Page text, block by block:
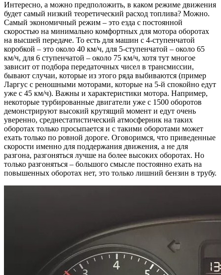
Интересно, а можно предположить, в каком режиме движения
будет самый низкий теоретический расход топлива? Можно.
Самый экономичный режим – это езда с постоянной
скоростью на минимально комфортных для мотора оборотах
на высшей передаче. То есть для машин с 4-ступенчатой
коробкой – это около 40 км/ч, для 5-ступенчатой – около 65
км/ч, для 6 ступенчатой – около 75 км/ч, хотя тут многое
зависит от подбора передаточных чисел в трансмиссии,
бывают случаи, которые из этого ряда выбиваются (пример
Ларгус с реношными моторами, которые на 5-й спокойно едут
уже с 45 км/ч). Важны и характеристики мотора. Например,
некоторые турбированные двигатели уже с 1500 оборотов
демонстрируют высокий крутящий момент и едут очень
уверенно, среднестатистический атмосферник на таких
оборотах только просыпается и с такими оборотами может
ехать только по ровной дороге. Оговоримся, что приведенные
скорости именно для поддержания движения, а не для
разгона, разгоняться лучше на более высоких оборотах. Но
только разгоняться – большого смысле постоянно ехать на
повышенных оборотах нет, это только лишний бензин в трубу.